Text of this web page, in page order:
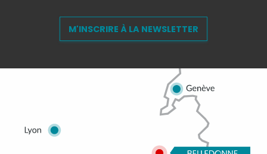
M'INSCRIRE À LA NEWSLETTER